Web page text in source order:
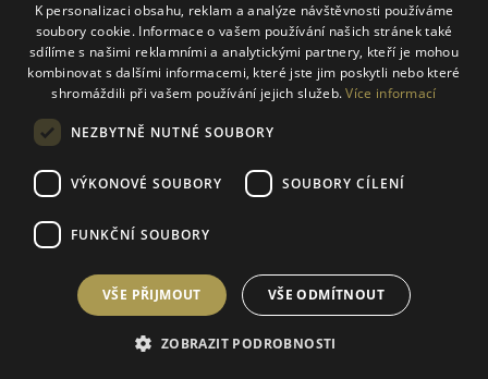
Mikulov 0
Miroslav 0
Němčičky
Novosedly
Novosedly na Moravě 0
Olbrahomice 0
K personalizaci obsahu, reklam a analýze návštěvnosti používáme
soubory cookie. Informace o vašem používání našich stránek také
sdílíme s našimi reklamními a analytickými partnery, kteří je mohou
kombinovat s dalšími informacemi, které jste jim poskytli nebo které
shromáždili při vašem používání jejich služeb.Více informací
NEZBYTNĚ NUTNÉ SOUBORY
VÝKONOVÉ SOUBORY SOUBORY CÍLENÍ
FUNKČNÍ SOUBORY
VŠE PŘIJMOUT VŠE ODMÍTNOUT
ZOBRAZIT PODROBNOSTI